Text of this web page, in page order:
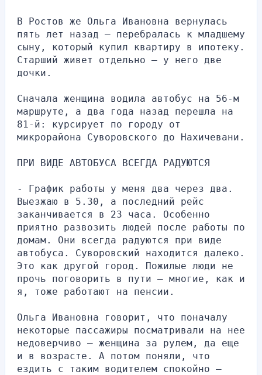
В Ростов же Ольга Ивановна вернулась
пять лет назад — перебралась к младшему
сыну, который купил квартиру в ипотеку.
Старший живет отдельно — у него две
дочки.
Сначала женщина водила автобус на 56-м
маршруте, а два года назад перешла на
81-й: курсирует по городу от
микрорайона Суворовского до Нахичевани.
ПРИ ВИДЕ АВТОБУСА ВСЕГДА РАДУЮТСЯ
- График работы у меня два через два.
Выезжаю в 5.30, а последний рейс
заканчивается в 23 часа. Особенно
приятно развозить людей после работы по
домам. Они всегда радуются при виде
автобуса. Суворовский находится далеко.
Это как другой город. Пожилые люди не
прочь поговорить в пути — многие, как и
я, тоже работают на пенсии.
Ольга Ивановна говорит, что поначалу
некоторые пассажиры посматривали на нее
недоверчиво — женщина за рулем, да еще
и в возрасте. А потом поняли, что
ездить с таким водителем спокойно —